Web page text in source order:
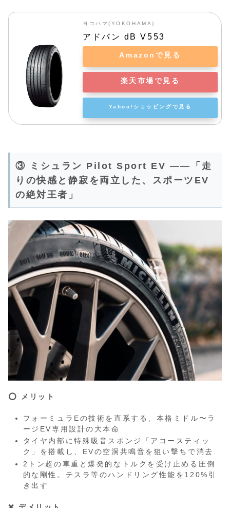
ヨコハマ(YOKOHAMA)
アドバン dB V553
Amazonで見る
楽天市場で見る
Yahoo!ショッピングで見る
③ ミシュラン Pilot Sport EV ——「走
りの快感と静寂を両立した、スポーツEV
の絶対王者」
⭕️ メリット
フォーミュラEの技術を直系する、本格ミドル〜ラ
ージEV専用設計の大本命
タイヤ内部に特殊吸音スポンジ「アコースティッ
ク」を搭載し、EVの空洞共鳴音を狙い撃ちで消去
2トン超の車重と爆発的なトルクを受け止める圧倒
的な剛性。テスラ等のハンドリング性能を120%引
き出す